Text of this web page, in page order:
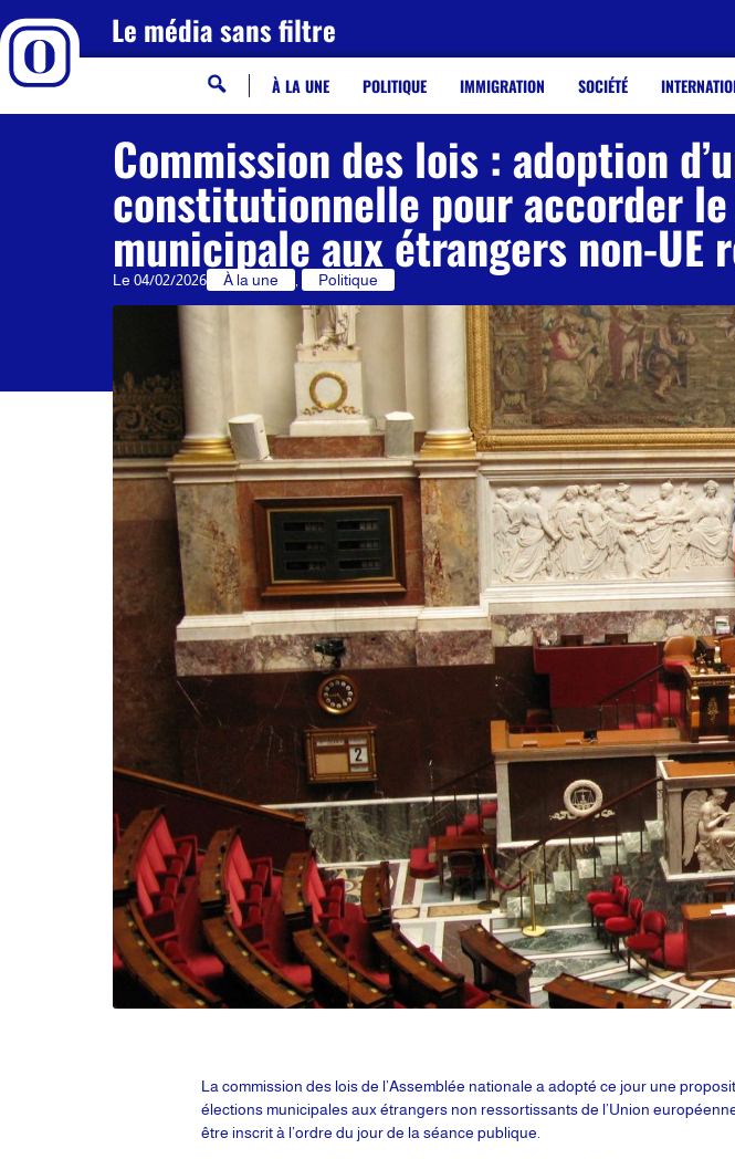
Le média sans filtre
À LA UNE POLITIQUE IMMIGRATION SOCIÉTÉ
Commission des lois : adoption
constitutionnelle pour accorder
municipale aux étrangers non-UE
Le 04/02/2026 À la une Politique
La commission des lois de l’Assemblée nationale a adopté ce jour une
élections municipales aux étrangers non ressortissants de l’Union
être inscrit à l’ordre du jour de la séance publique.